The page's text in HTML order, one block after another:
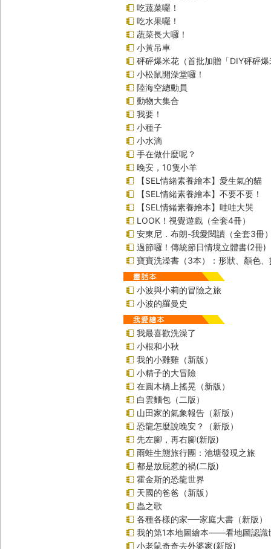
吃蔬菜囉！
吃水果囉！
蔬菜長大囉！
小黃吊車
砰砰爆米花（首批加贈「DIY砰砰
小松鼠開澡堂囉！
陸海空總動員
動物大集合
我要！
小種子
小水滴
手在做什麼呢？
晚安，10隻小羊
【SEL情緒素養繪本】愛生氣的貓
【SEL情緒素養繪本】不要不要！
【SEL情緒素養繪本】哇哇大哭
LOOK！視覺遊戲（全套4冊）
安東尼．布朗-我愛閱讀（全套3冊
過節囉！傳統節日情境立體書(2冊)
寶寶洗澡書（3本）：形狀、顏色、
小波與小莉的冒險之旅
小波的羅曼史
我最喜歡洗澡了
小根和小秋
我的小雞雞（新版）
小精子的大冒險
在圓木橋上搖晃（新版）
白雲麵包（二版）
山田家的氣象報告（新版）
恐龍怎麼說晚安？（新版）
先左腳，再右腳(新版)
雨蛙生態旅行團：池塘發現之旅
都是放屁惹的禍(二版)
霍金斯的恐龍世界
天國的爸爸（新版）
蟲之歌
各種各樣的家──家庭大書（新版）
我的第1本地圖繪本――看地圖認識
小老鼠奇奇去外婆家(新版)